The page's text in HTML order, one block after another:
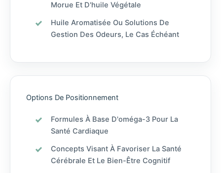
Morue Et D'huile Végétale
Huile Aromatisée Ou Solutions De
Gestion Des Odeurs, Le Cas Échéant
Options De Positionnement
Formules À Base D'oméga-3 Pour La
Santé Cardiaque
Concepts Visant À Favoriser La Santé
Cérébrale Et Le Bien-Être Cognitif